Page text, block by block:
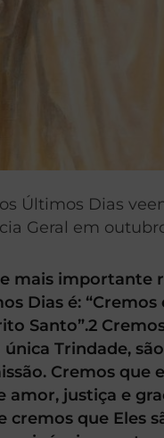
Últimos Dias
Geral em
mais importante
Dias é:
Santo”.2
Trindade,
Cremos
amor, justiça e
cremos que Eles